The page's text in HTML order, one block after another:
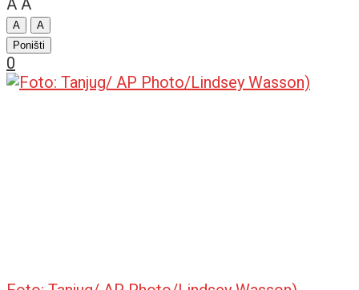
A A
A
A
Poništi
0